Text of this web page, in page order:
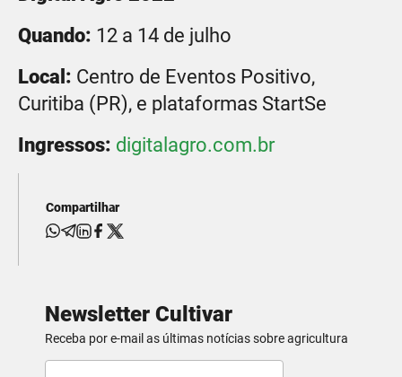
Quando: 12 a 14 de julho
Local: Centro de Eventos Positivo,
Curitiba (PR), e plataformas StartSe
Ingressos: digitalagro.com.br
Compartilhar
Newsletter Cultivar
Receba por e-mail as últimas notícias sobre agricultura